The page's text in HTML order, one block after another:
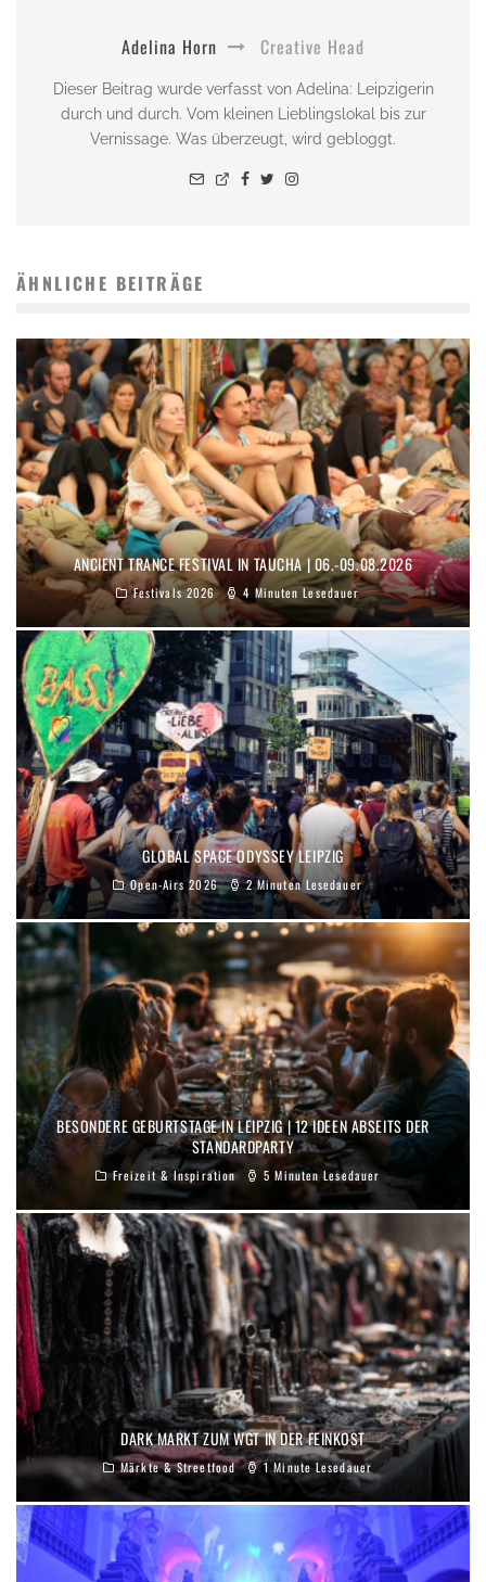
Adelina Horn Creative Head
Dieser Beitrag wurde verfasst von Adelina: Leipzigerin
durch und durch. Vom kleinen Lieblingslokal bis zur
Vernissage. Was überzeugt, wird gebloggt.
ÄHNLICHE BEITRÄGE
ANCIENT TRANCE FESTIVAL IN TAUCHA | 06.-09.08.2026
Festivals 2026 4 Minuten Lesedauer
GLOBAL SPACE ODYSSEY LEIPZIG
Open-Airs 2026 2 Minuten Lesedauer
BESONDERE GEBURTSTAGE IN LEIPZIG | 12 IDEEN ABSEITS DER
STANDARDPARTY
Freizeit & Inspiration 5 Minuten Lesedauer
DARK MARKT ZUM WGT IN DER FEINKOST
Märkte & Streetfood 1 Minute Lesedauer